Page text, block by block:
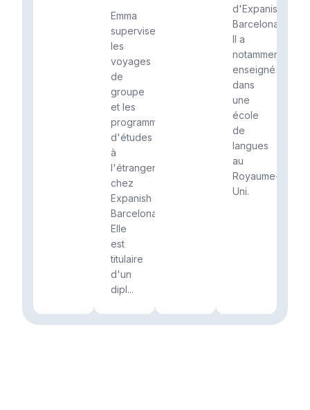
Emma
supervise
les
voyages
de
groupe
et les
programmes
d'études
à
l'étranger
chez
Expanish
Barcelona.
Elle
est
titulaire
d'un
dipl...
d'Expanish
Barcelona.
Il a
notamment
enseigné
dans
une
école
de
langues
au
Royaume-
Uni.